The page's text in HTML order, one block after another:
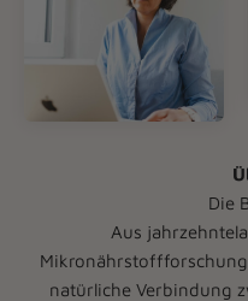
Aus
natürliche Verbindung